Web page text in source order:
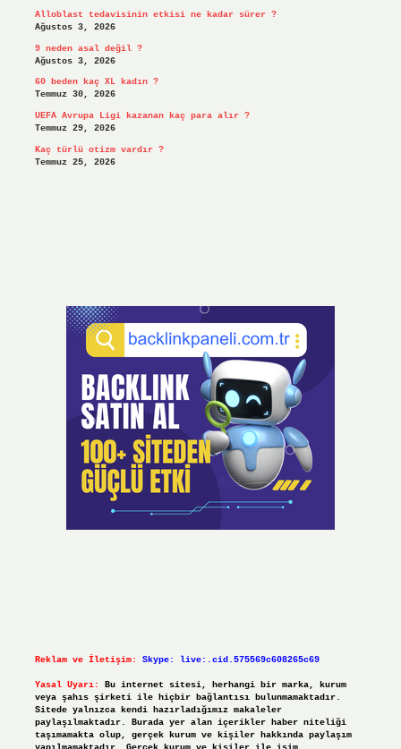
Alloblast tedavisinin etkisi ne kadar sürer ?
Ağustos 3, 2026
9 neden asal değil ?
Ağustos 3, 2026
60 beden kaç XL kadın ?
Temmuz 30, 2026
UEFA Avrupa Ligi kazanan kaç para alır ?
Temmuz 29, 2026
Kaç türlü otizm vardır ?
Temmuz 25, 2026
Reklam ve İletişim: Skype: live:.cid.575569c608265c69
Yasal Uyarı:
Bu internet sitesi, herhangi bir marka, kurum
veya şahıs şirketi ile hiçbir bağlantısı bulunmamaktadır.
Sitede yalnızca kendi hazırladığımız makaleler
paylaşılmaktadır. Burada yer alan içerikler haber niteliği
taşımamakta olup, gerçek kurum ve kişiler hakkında paylaşım